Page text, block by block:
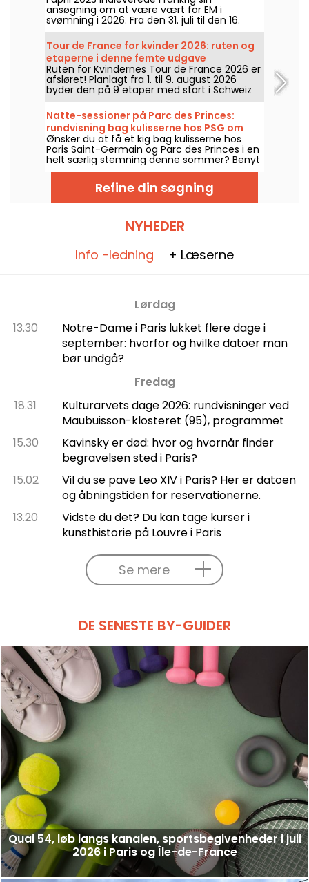
ansøgning om at være vært for EM i
svømning i 2026. Fra den 31. juli til den 16.
august står Det Olympiske Svømmecenter
klar til at heppe på vores svømmere. Her er
alt, hvad du behøver at vide om
konkurrencerne og discipliner!
Tour de France for kvinder 2026: ruten og
etaperne i denne femte udgave
Ruten for Kvindernes Tour de France 2026 er
afsløret! Planlagt fra 1. til 9. august 2026
byder den på 9 etaper med start i Schweiz
og mål i Nice. Se, hvad der venter os i år.
Natte-sessioner på Parc des Princes:
rundvisning bag kulisserne hos PSG om
natten og en festlig guinguette med DJ-
sets
Ønsker du at få et kig bag kulisserne hos
Paris Saint-Germain og Parc des Princes i en
helt særlig stemning denne sommer? Benyt
natt e-sessioner for at få adgang til
stadionet om natten og nyde en række
festlige aktiviteter. Her er programmet for
sommeren 2026!
Refine din søgning
NYHEDER
Info -ledning + Læserne
Lørdag
13.30
Notre-Dame i Paris lukket flere dage i
september: hvorfor og hvilke datoer man
bør undgå?
Fredag
18.31
Kulturarvets dage 2026: rundvisninger ved
Maubuisson-klosteret (95), programmet
15.30
Kavinsky er død: hvor og hvornår finder
begravelsen sted i Paris?
15.02
Vil du se pave Leo XIV i Paris? Her er datoen
og åbningstiden for reservationerne.
13.20
Vidste du det? Du kan tage kurser i
kunsthistorie på Louvre i Paris
Se mere
DE SENESTE BY-GUIDER
Quai 54, løb langs kanalen, sportsbegivenheder i juli
2026 i Paris og Île-de-France